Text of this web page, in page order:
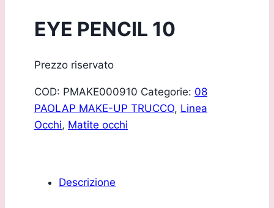
EYE PENCIL 10
Prezzo riservato
COD: PMAKE000910 Categorie: 08
PAOLAP MAKE-UP TRUCCO, Linea
Occhi, Matite occhi
Descrizione